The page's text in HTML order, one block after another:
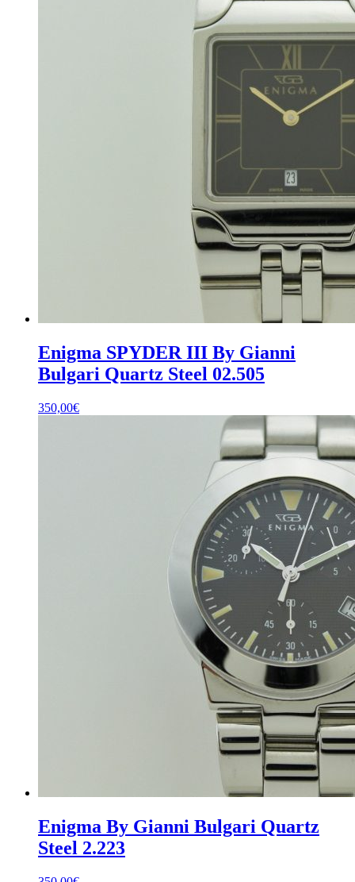
Enigma SPYDER III By Gianni
Bulgari Quartz Steel 02.505
350,00€
Enigma By Gianni Bulgari Quartz
Steel 2.223